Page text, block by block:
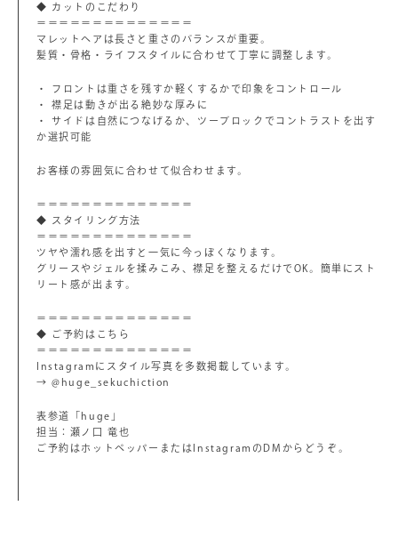
◆ カットのこだわり
＝＝＝＝＝＝＝＝＝＝＝＝＝＝
マレットヘアは長さと重さのバランスが重要。
髪質・骨格・ライフスタイルに合わせて丁寧に調整します。
・ フロントは重さを残すか軽くするかで印象をコントロール
・ 襟足は動きが出る絶妙な厚みに
・ サイドは自然につなげるか、ツーブロックでコントラストを出す
か選択可能
お客様の雰囲気に合わせて似合わせます。
＝＝＝＝＝＝＝＝＝＝＝＝＝＝
◆ スタイリング方法
＝＝＝＝＝＝＝＝＝＝＝＝＝＝
ツヤや濡れ感を出すと一気に今っぽくなります。
グリースやジェルを揉みこみ、襟足を整えるだけでOK。簡単にスト
リート感が出ます。
＝＝＝＝＝＝＝＝＝＝＝＝＝＝
◆ ご予約はこちら
＝＝＝＝＝＝＝＝＝＝＝＝＝＝
Instagramにスタイル写真を多数掲載しています。
→ @huge_sekuchiction
表参道「huge」
担当：瀬ノ口 竜也
ご予約はホットペッパーまたはInstagramのDMからどうぞ。